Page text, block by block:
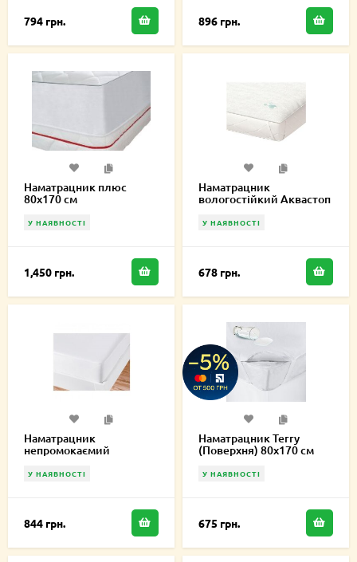
794 грн. 896 грн.
Наматрацник плюс
80х170 см
У НАЯВНОСТІ
1,450 грн.
Наматрацник
вологостійкий Аквастоп
У НАЯВНОСТІ
678 грн.
Наматрацник
непромокаємий
70х170 см
У НАЯВНОСТІ
844 грн.
Наматрацник Terry
(Поверхня) 80х170 см
У НАЯВНОСТІ
675 грн.